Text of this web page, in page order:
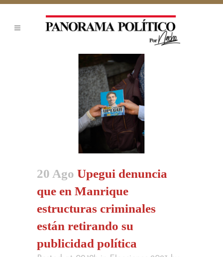
20 Ago Upegui denuncia
que en Manrique
estructuras criminales
están retirando su
publicidad política